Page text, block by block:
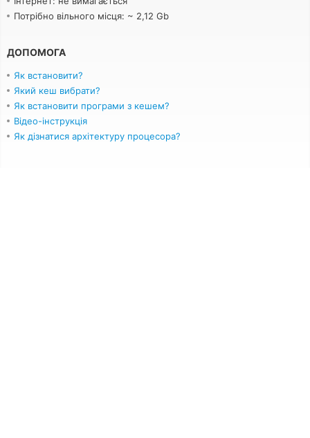
Потрібно вільного місця: ~ 2,12 Gb
ДОПОМОГА
Як встановити?
Який кеш вибрати?
Як встановити програми з кешем?
Відео-інструкція
Як дізнатися архітектуру процесора?